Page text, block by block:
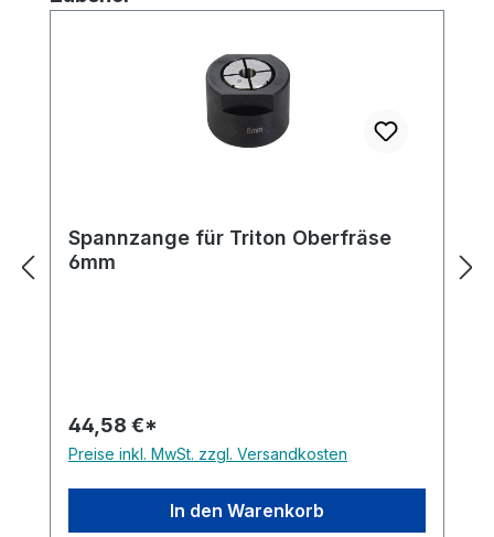
Spannzange für Triton Oberfräse
6mm
44,58 €*
Preise inkl. MwSt. zzgl. Versandkosten
In den Warenkorb